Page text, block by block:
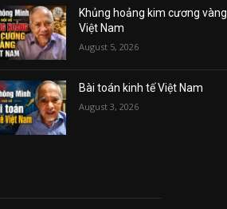
Khủng hoảng kim cương vàng
Việt Nam
August 5, 2026
Bài toán kinh tế Việt Nam
August 3, 2026